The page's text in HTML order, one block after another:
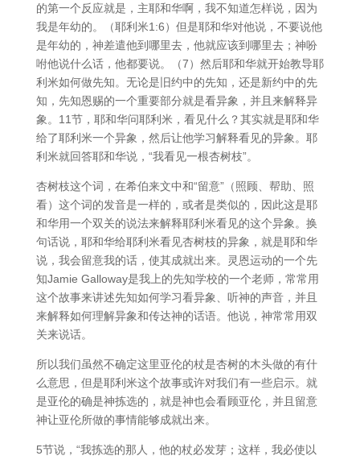
的第一个反应就是，主耶和华啊，我不知道怎样说，因为
我是年幼的。（耶利米1:6）但是耶和华对他说，不要说他
是年幼的，神差遣他到哪里去，他就应该到哪里去；神吩
咐他说什么话，他都要说。（7）然后耶和华就开始教导耶
利米如何做先知。无论是旧约中的先知，还是新约中的先
知，先知恩赐的一个重要部分就是看异象，并且来解释异
象。11节，耶和华问耶利米，看见什么？其实就是耶和华
给了耶利米一个异象，然后让他学习解释看见的异象。耶
利米就回答耶和华说，“我看见一根杏树枝”。
杏树枝这个词，在希伯来文中和“留意”（照顾、帮助、照
看）这个词的发音是一样的，或者是类似的，因此这是耶
和华用一个双关的说法来解释耶利米看见的这个异象。换
句话说，耶和华给耶利米看见杏树枝的异象，就是耶和华
说，我会留意我的话，使其成就出来。灵恩运动的一个先
知Jamie Galloway是我上的先知学校的一个老师，常常用
这个故事来讲述先知如何学习看异象、听神的声音，并且
来解释如何理解异象和传达神的话语。他说，神常常用双
关来说话。
所以我们虽然不确定这里亚伦的杖是杏树的木头做的有什
么意思，但是耶利米这个故事或许对我们有一些启示。就
是亚伦的确是神拣选的，就是神也会看顾亚伦，并且留意
神让亚伦所做的事情能够成就出来。
5节说，“我拣选的那人，他的杖必发芽；这样，我必使以